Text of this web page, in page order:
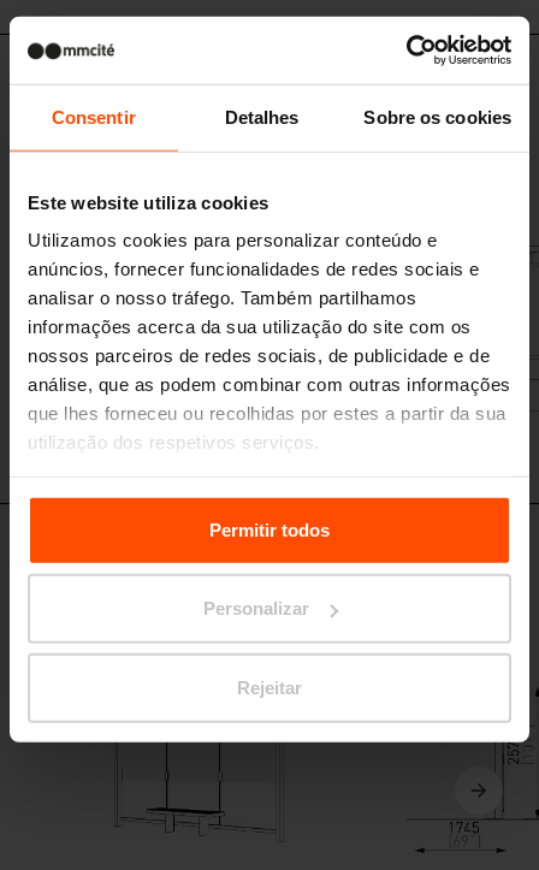
Consentir Detalhes Sobre os cookies
Este website utiliza cookies
Utilizamos cookies para personalizar conteúdo e
anúncios, fornecer funcionalidades de redes sociais e
analisar o nosso tráfego. Também partilhamos
informações acerca da sua utilização do site com os
nossos parceiros de redes sociais, de publicidade e de
análise, que as podem combinar com outras informações
que lhes forneceu ou recolhidas por estes a partir da sua
utilização dos respetivos serviços.
Para mais informações, por favor visitePrinciples
Relating to the Processing Personal Data.
Permitir todos
Personalizar
Rejeitar
NUB610c-SS - NUB810c-SS
Abrigo de ônibus de dois lados com
telhado plano
Abrigo de ônibus com telhado plano
estrutura de aço, telhado de vidro de segurança, parede traseira de